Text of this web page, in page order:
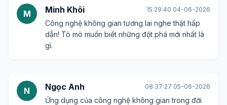
M Minh Khôi 15:29:40 04-06-2026
Công nghệ không gian tương lai nghe thật hấp
dẫn! Tò mò muốn biết những đột phá mới nhất là
gì.
N Ngọc Anh 08:37:27 05-06-2026
Ứng dụng của công nghệ không gian trong đời